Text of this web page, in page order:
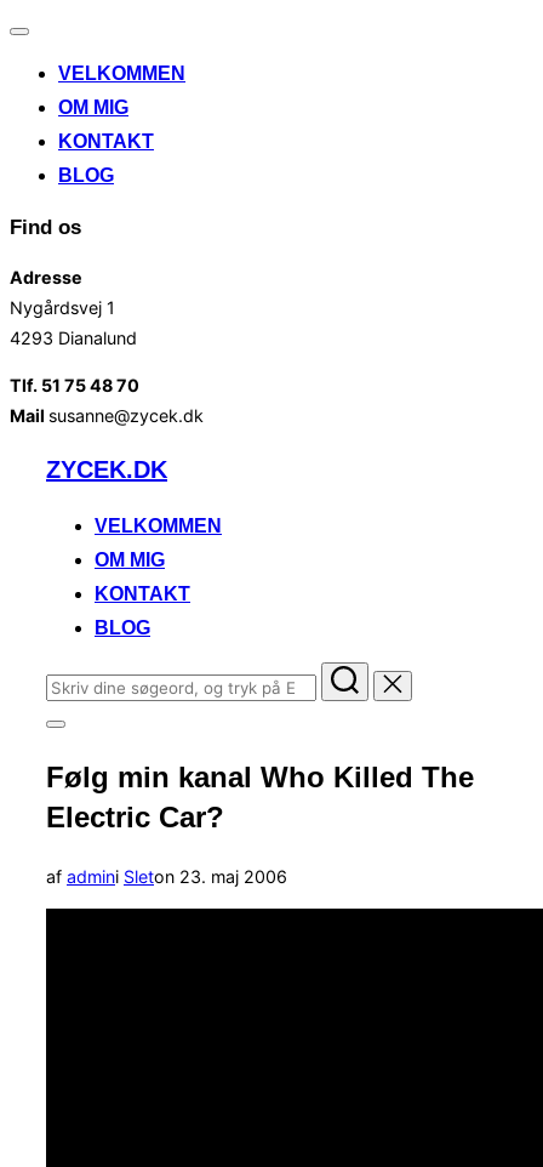
Slå
til/fraVELKOMMEN
OM MIG
KONTAKT
BLOG
Find os
Adresse
Nygårdsvej 1
4293 Dianalund
Tlf. 51 75 48 70
Mail susanne@zycek.dk
VidereZYCEK.DK
VELKOMMEN
OM MIG
KONTAKT
BLOG
Søg
efter:
Slå
i
sidekolonne
til/fra
Følg min kanal Who Killed The
Electric Car?
af admini Sleton Udgivet
d.
23. maj 2006